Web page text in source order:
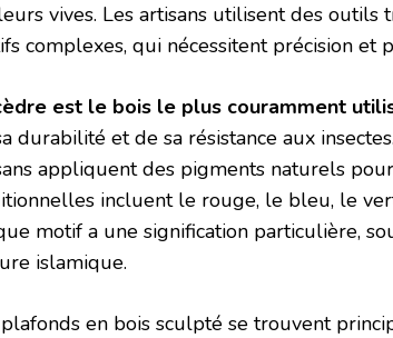
vives. Les artisans utilisent des outils
complexes, qui nécessitent précision et
est le bois le plus couramment
durabilité et de sa résistance aux
appliquent des pigments naturels
incluent le rouge, le bleu, le
motif a une signification particulière,
islamique.
en bois sculpté se trouvent